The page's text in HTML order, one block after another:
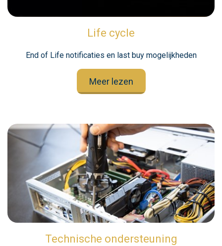
Life cycle
End of Life notificaties en last buy mogelijkheden
Meer lezen
Technische ondersteuning